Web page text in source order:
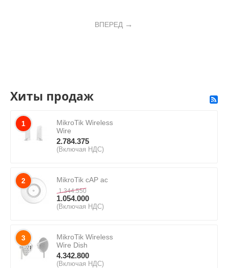
ВПЕРЕД
Хиты продаж
1
MikroTik Wireless
Wire
2.784.375
(Включая НДС)
2 MikroTik cAP ac
1.344.550
1.054.000
(Включая НДС)
3
MikroTik Wireless
Wire Dish
4.342.800
(Включая НДС)